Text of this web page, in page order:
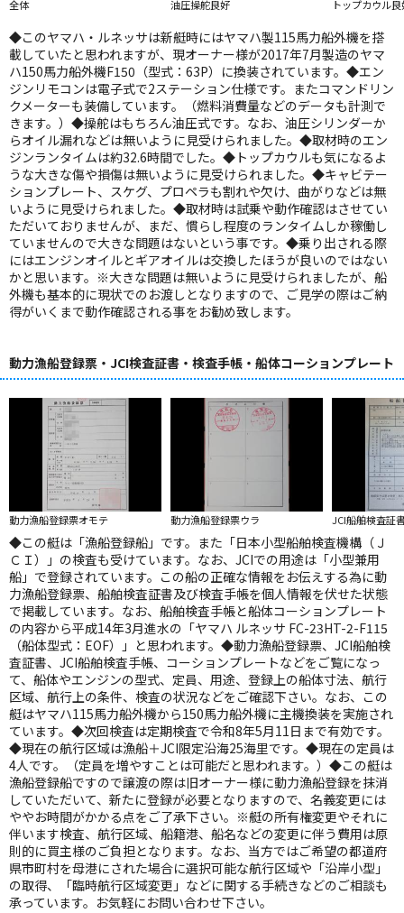
全体 油圧操舵良好 トップカウル
◆このヤマハ・ルネッサは新艇時にはヤマハ製115馬力船外機を搭
載していたと思われますが、現オーナー様が2017年7月製造のヤマ
ハ150馬力船外機F150（型式：63P）に換装されています。◆エン
ジンリモコンは電子式で2ステーション仕様です。またコマンドリン
クメーターも装備しています。（燃料消費量などのデータも計測で
きます。）◆操舵はもちろん油圧式です。なお、油圧シリンダーか
らオイル漏れなどは無いように見受けられました。◆取材時のエン
ジンランタイムは約32.6時間でした。◆トップカウルも気になるよ
うな大きな傷や損傷は無いように見受けられました。◆キャビテー
ションプレート、スケグ、プロペラも割れや欠け、曲がりなどは無
いように見受けられました。◆取材時は試乗や動作確認はさせてい
ただいておりませんが、まだ、慣らし程度のランタイムしか稼働し
ていませんので大きな問題はないという事です。◆乗り出される際
にはエンジンオイルとギアオイルは交換したほうが良いのではない
かと思います。※大きな問題は無いように見受けられましたが、船
外機も基本的に現状でのお渡しとなりますので、ご見学の際はご納
得がいくまで動作確認される事をお勧め致します。
動力漁船登録票・JCI検査証書・検査手帳・船体コーションプレート
動力漁船登録票オモテ 動力漁船登録票ウラ JCI船舶検査証
◆この艇は「漁船登録船」です。また「日本小型船舶検査機構（Ｊ
ＣＩ）」の検査も受けています。なお、JCIでの用途は「小型兼用
船」で登録されています。この船の正確な情報をお伝えする為に動
力漁船登録票、船舶検査証書及び検査手帳を個人情報を伏せた状態
で掲載しています。なお、船舶検査手帳と船体コーションプレート
の内容から平成14年3月進水の「ヤマハ ルネッサ FC-23HT-2-F115
（船体型式：EOF）」と思われます。◆動力漁船登録票、JCI船舶検
査証書、JCI船舶検査手帳、コーションプレートなどをご覧になっ
て、船体やエンジンの型式、定員、用途、登録上の船体寸法、航行
区域、航行上の条件、検査の状況などをご確認下さい。なお、この
艇はヤマハ115馬力船外機から150馬力船外機に主機換装を実施され
ています。◆次回検査は定期検査で令和8年5月11日まで有効です。
◆現在の航行区域は漁船＋JCI限定沿海25海里です。◆現在の定員は
4人です。（定員を増やすことは可能だと思われます。）◆この艇は
漁船登録船ですので譲渡の際は旧オーナー様に動力漁船登録を抹消
していただいて、新たに登録が必要となりますので、名義変更には
ややお時間がかかる点をご了承下さい。※艇の所有権変更やそれに
伴います検査、航行区域、船籍港、船名などの変更に伴う費用は原
則的に買主様のご負担となります。なお、当方ではご希望の都道府
県市町村を母港にされた場合に選択可能な航行区域や「沿岸小型」
の取得、「臨時航行区域変更」などに関する手続きなどのご相談も
承っています。お気軽にお問い合わせ下さい。